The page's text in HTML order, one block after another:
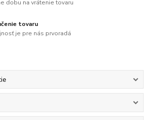
dobu na vrátenie tovaru
tovaru
je pre nás prvoradá